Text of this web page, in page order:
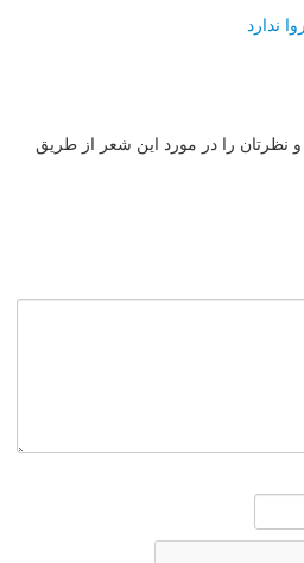
ندارد
و نظرتان را در مورد این شعر از طریق